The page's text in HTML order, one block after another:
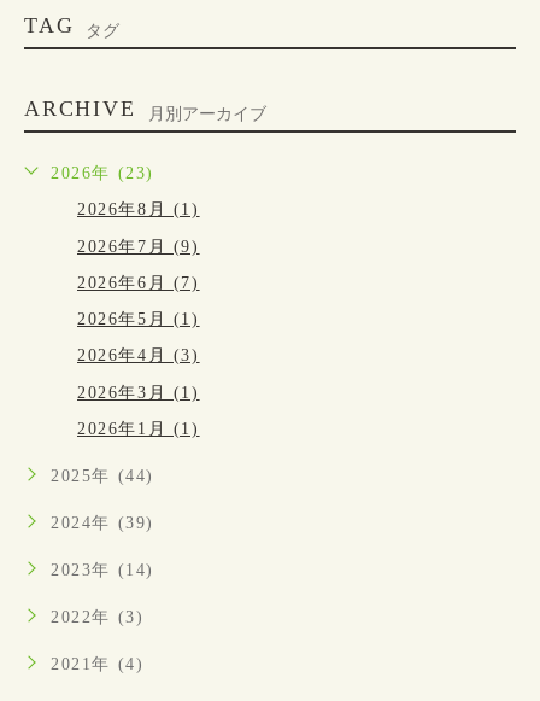
TAG タグ
ARCHIVE 月別アーカイブ
2026年 (23)
2026年8月 (1)
2026年7月 (9)
2026年6月 (7)
2026年5月 (1)
2026年4月 (3)
2026年3月 (1)
2026年1月 (1)
2025年 (44)
2024年 (39)
2023年 (14)
2022年 (3)
2021年 (4)